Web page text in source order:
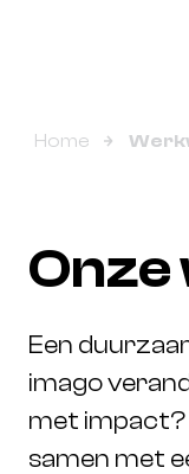
Home
Onze
Een
imago
met impact?
samen met